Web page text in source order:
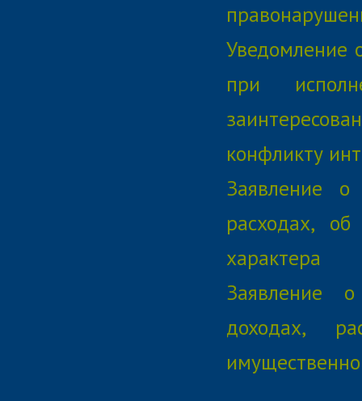
Уведомление
при
конфликту
Заявление
расходах,
характера
Заявление
доходах,